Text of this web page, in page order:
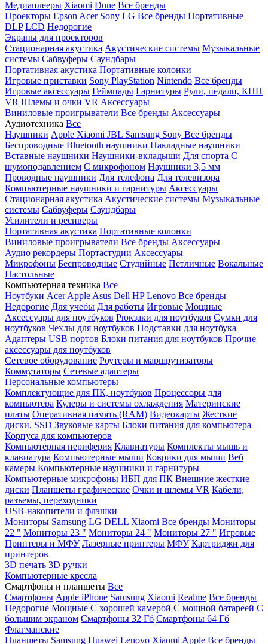
Медиаплееры Xiaomi Dune Все бренды
Проекторы Epson Acer Sony LG Все бренды Портативные
DLP LCD Недорогие
Экраны для проекторов
Стационарная акустика Акустические системы Музыкальные
системы Сабвуферы Саундбары
Портативная акустика Портативные колонки
Игровые приставки Sony PlayStation Nintendo Все бренды
Игровые аксессуары Геймпады Гарнитуры Рули, педали, КПП
VR Шлемы и очки VR Аксессуары
Виниловые проигрыватели Все бренды Аксессуары
Аудиотехника Все
Наушники Apple Xiaomi JBL Samsung Sony Все бренды
Беспроводные Bluetooth наушники Накладные наушники
Вставные наушники Наушники-вкладыши Для спорта С
шумоподавлением С микрофоном Наушники 3,5 мм
Проводные наушники Для телефона Для телевизора
Компьютерные наушники и гарнитуры Аксессуары
Стационарная акустика Акустические системы Музыкальные
системы Сабвуферы Саундбары
Усилители и ресиверы
Портативная акустика Портативные колонки
Виниловые проигрыватели Все бренды Аксессуары
Аудио рекордеры Портастудии Аксессуары
Микрофоны Беспроводные Студийные Петличные Вокальные
Настольные
Компьютерная техника Все
Ноутбуки Acer Apple Asus Dell HP Lenovo Все бренды
Недорогие Для учебы Для работы Игровые Мощные
Аксессуары для ноутбуков Рюкзаки для ноутбуков Сумки для
ноутбуков Чехлы для ноутбуков Подставки для ноутбука
Адаптеры USB портов Блоки питания для ноутбуков Прочие
аксессуары для ноутбуков
Сетевое оборудование Роутеры и маршрутизаторы
Коммутаторы Сетевые адаптеры
Персональные компьютеры
Комплектующие для ПК, ноутбуков Процессоры для
компьютера Кулеры и системы охлаждения Материнские
платы Оперативная память (RAM) Видеокарты Жесткие
диски, SSD Звуковые карты Блоки питания для компьютера
Корпуса для компьютеров
Компьютерная периферия Клавиатуры Комплекты мышь и
клавиатура Компьютерные мыши Коврики для мыши Веб
камеры Компьютерные наушники и гарнитуры
Компьютерные микрофоны ИБП для ПК Внешние жесткие
диски Планшеты графические Очки и шлемы VR Кабели,
разъемы, переходники
USB-накопители и флэшки
Мониторы Samsung LG DELL Xiaomi Все бренды Мониторы
22 " Мониторы 23 " Мониторы 24 " Мониторы 27 " Игровые
Принтеры и МФУ Лазерные принтеры МФУ Картриджи для
принтеров
3D печать 3D ручки
Компьютерные кресла
Смартфоны и планшеты Все
Смартфоны Apple iPhone Samsung Xiaomi Realme Все бренды
Недорогие Мощные С хорошей камерой С мощной батареей С
большим экраном Смартфоны 32 Гб Смартфоны 64 Гб
Флагманские
Планшеты Samsung Huawei Lenovo Xiaomi Apple Все бренды